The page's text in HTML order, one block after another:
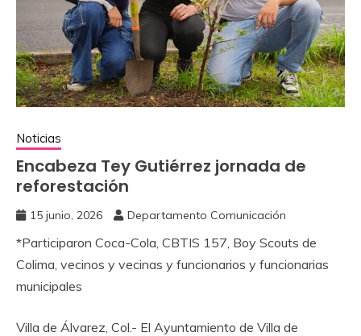
Noticias
Encabeza Tey Gutiérrez ‎jornada de
reforestación
15 junio, 2026 Departamento Comunicación
‎*Participaron Coca-Cola, CBTIS 157, Boy Scouts de
Colima, vecinos y vecinas y funcionarios y funcionarias
municipales
Villa de Álvarez, Col.- El Ayuntamiento de Villa de